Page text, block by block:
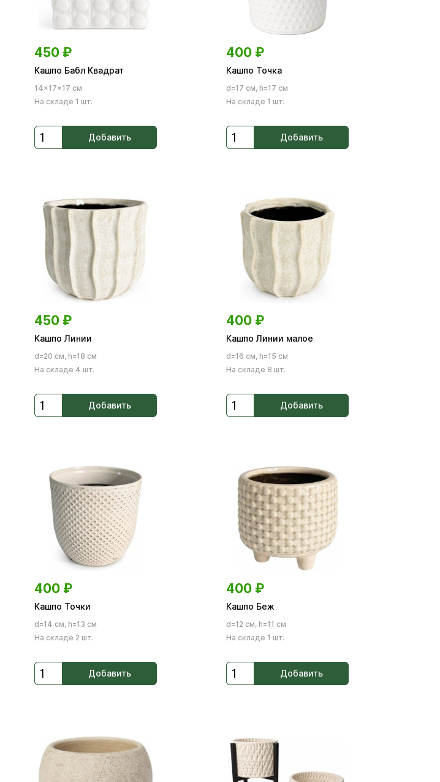
450 ₽
Кашпо Бабл Квадрат
14×17×17 см
На складе 1 шт.
Добавить
400 ₽
Кашпо Точка
d=17 см, h=17 см
На складе 1 шт.
Добавить
450 ₽
Кашпо Линии
d=20 см, h=18 см
На складе 4 шт.
Добавить
400 ₽
Кашпо Линии малое
d=16 см, h=15 см
На складе 8 шт.
Добавить
400 ₽
Кашпо Точки
d=14 см, h=13 см
На складе 2 шт.
Добавить
400 ₽
Кашпо Беж
d=12 см, h=11 см
На складе 1 шт.
Добавить